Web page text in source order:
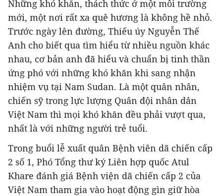
Những khó khăn, thách thức ở một môi trường
mới, một nơi rất xa quê hương là không hề nhỏ.
Trước ngày lên đường, Thiếu úy Nguyễn Thế
Anh cho biết qua tìm hiểu từ nhiều nguồn khác
nhau, cơ bản anh đã hiểu và chuẩn bị tinh thần
ứng phó với những khó khăn khi sang nhận
nhiệm vụ tại Nam Sudan. Là một quân nhân,
chiến sỹ trong lực lượng Quân đội nhân dân
Việt Nam thì mọi khó khăn đều phải vượt qua,
nhất là với những người trẻ tuổi.
Trong buổi lễ xuất quân Bệnh viên dã chiến cấp
2 số 1, Phó Tổng thư ký Liên hợp quốc Atul
Khare đánh giá Bệnh viện dã chiến cấp 2 của
Việt Nam tham gia vào hoạt động gìn giữ hòa